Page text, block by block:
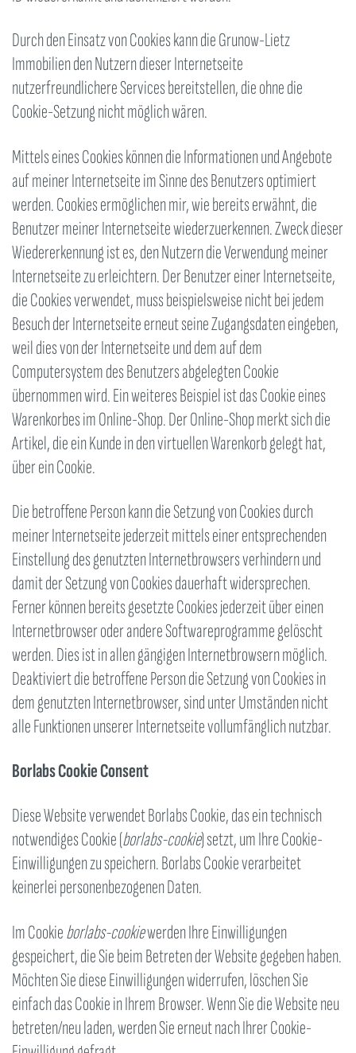
Durch den Einsatz von Cookies kann die Grunow-Lietz
Immobilien den Nutzern dieser Internetseite
nutzerfreundlichere Services bereitstellen, die ohne die
Cookie-Setzung nicht möglich wären.
Mittels eines Cookies können die Informationen und Angebote
auf meiner Internetseite im Sinne des Benutzers optimiert
werden. Cookies ermöglichen mir, wie bereits erwähnt, die
Benutzer meiner Internetseite wiederzuerkennen. Zweck dieser
Wiedererkennung ist es, den Nutzern die Verwendung meiner
Internetseite zu erleichtern. Der Benutzer einer Internetseite,
die Cookies verwendet, muss beispielsweise nicht bei jedem
Besuch der Internetseite erneut seine Zugangsdaten eingeben,
weil dies von der Internetseite und dem auf dem
Computersystem des Benutzers abgelegten Cookie
übernommen wird. Ein weiteres Beispiel ist das Cookie eines
Warenkorbes im Online-Shop. Der Online-Shop merkt sich die
Artikel, die ein Kunde in den virtuellen Warenkorb gelegt hat,
über ein Cookie.
Die betroffene Person kann die Setzung von Cookies durch
meiner Internetseite jederzeit mittels einer entsprechenden
Einstellung des genutzten Internetbrowsers verhindern und
damit der Setzung von Cookies dauerhaft widersprechen.
Ferner können bereits gesetzte Cookies jederzeit über einen
Internetbrowser oder andere Softwareprogramme gelöscht
werden. Dies ist in allen gängigen Internetbrowsern möglich.
Deaktiviert die betroffene Person die Setzung von Cookies in
dem genutzten Internetbrowser, sind unter Umständen nicht
alle Funktionen unserer Internetseite vollumfänglich nutzbar.
Borlabs Cookie Consent
Diese Website verwendet Borlabs Cookie, das ein technisch
notwendiges Cookie (borlabs-cookie) setzt, um Ihre Cookie-
Einwilligungen zu speichern. Borlabs Cookie verarbeitet
keinerlei personenbezogenen Daten.
Im Cookieborlabs-cookiewerden Ihre Einwilligungen
gespeichert, die Sie beim Betreten der Website gegeben haben.
Möchten Sie diese Einwilligungen widerrufen, löschen Sie
einfach das Cookie in Ihrem Browser. Wenn Sie die Website neu
betreten/neu laden, werden Sie erneut nach Ihrer Cookie-